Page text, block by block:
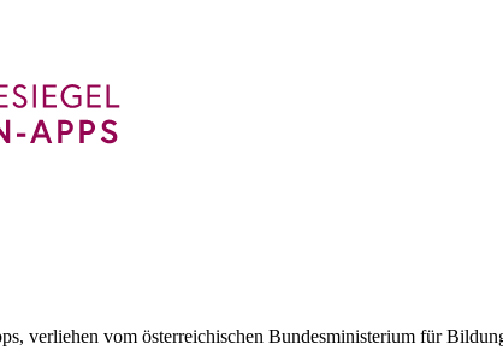
verliehen vom österreichischen Bundesministerium für